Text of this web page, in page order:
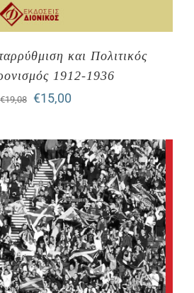
και Πολιτικός
1912-1936
€19,08
Original
was:
€19,08.
€15,00Η
τιμή
είναι:
€15,00.